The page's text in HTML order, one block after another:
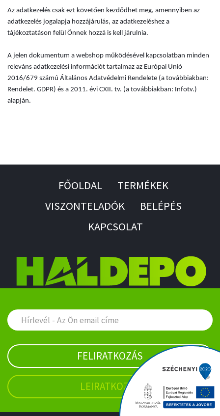
Az adatkezelés csak ezt követően kezdődhet meg, amennyiben az
adatkezelés jogalapja hozzájárulás, az adatkezeléshez a
tájékoztatáson felül Önnek hozzá is kell járulnia.
A jelen dokumentum a webshop működésével kapcsolatban minden
releváns adatkezelési információt tartalmaz az Európai Unió
2016/679 számú Általános Adatvédelmi Rendelete (a továbbiakban:
Rendelet. GDPR) és a 2011. évi CXII. tv. (a továbbiakban: Infotv.)
alapján.
FŐOLDAL
TERMÉKEK
VISZONTELADÓK
BELÉPÉS
KAPCSOLAT
FELIRATKOZÁS
LEIRATKOZÁS